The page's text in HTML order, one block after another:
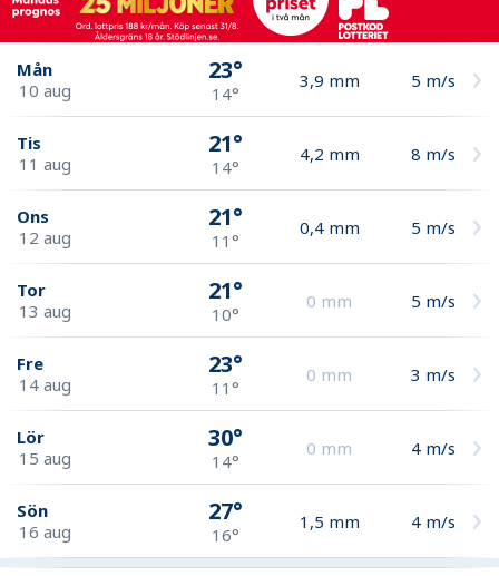
Mån
10 aug
23°
14°
3,9 mm 5 m/s
Tis
11 aug
21°
14°
4,2 mm 8 m/s
Ons
12 aug
21°
11°
0,4 mm 5 m/s
Tor
13 aug
21°
10°
0 mm 5 m/s
Fre
14 aug
23°
11°
0 mm 3 m/s
Lör
15 aug
30°
14°
0 mm 4 m/s
Sön
16 aug
27°
16°
1,5 mm 4 m/s